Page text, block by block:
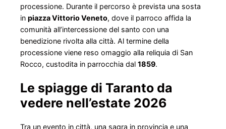
processione. Durante il percorso è prevista una sosta
in piazza Vittorio Veneto, dove il parroco affida la
comunità all’intercessione del santo con una
benedizione rivolta alla città. Al termine della
processione viene reso omaggio alla reliquia di San
Rocco, custodita in parrocchia dal 1859.
Le spiagge di Taranto da
vedere nell’estate 2026
Tra un evento in città, una sagra in provincia e una